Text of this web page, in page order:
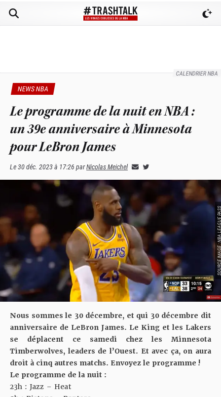
CALENDRIER NBA
NEWS NBA
Le programme de la nuit en NBA :
un 39e anniversaire à Minnesota
pour LeBron James
Le30 déc. 2023 à 17:26 parNicolas Meichel
SOURCE
Nous sommes le 30 décembre, et qui 30 décembre dit
anniversaire de LeBron James. Le King et les Lakers
se déplacent ce samedi chez les Minnesota
Timberwolves, leaders de l’Ouest. Et avec ça, on aura
droit à cinq autres matchs. Envoyez le programme !
Le programme de la nuit :
23h : Jazz – Heat